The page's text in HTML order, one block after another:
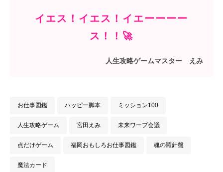
イエス！イエス！イエーーーー
ス！！🚀
人生攻略ゲームマスター えみ
お仕事図鑑 ハッピー脚本 ミッション100
人生攻略ゲーム 宮田えみ 未来ワープ会議
点だけゲーム 福岡おもしろお仕事図鑑 魂の羅針盤
魔法カード